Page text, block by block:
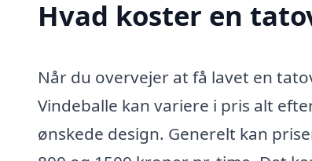
Hvad koster en
Når du overvejer at få lavet en
Vindeballe kan variere i pris alt
ønskede design. Generelt kan